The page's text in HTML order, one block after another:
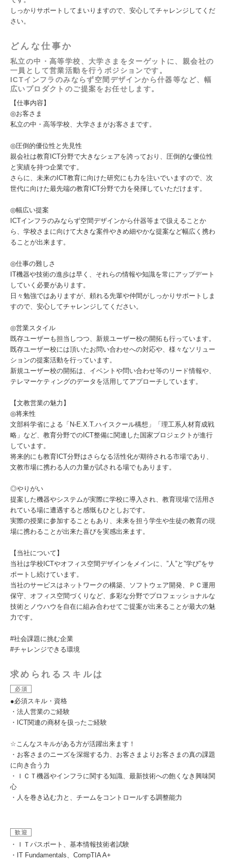
しっかりサポートしてまいりますので、安心してチャレンジしてくだ
さい。
どんな仕事か
私立の中・高等学校、大学さまをターゲットに、親会社の
一員として営業活動を行うポジションです。
ICTインフラのみならず空間デザインから什器等など、幅
広いプロダクトのご提案をお任せします。
【仕事内容】
◎お客さま
私立の中・高等学校、大学さまがお客さまです。
◎圧倒的優位性と先見性
親会社は教育ICT分野で大きなシェアを誇っており、圧倒的な優位性
と実績を持つ企業です。
さらに、未来のICT教育に向けた研究にも力を注いでいますので、次
世代に向けた最先端の教育ICT分野で力を発揮していただけます。
◎幅広い提案
ICTインフラのみならず空間デザインから什器等まで扱えることか
ら、学校さまに向けて大きな案件やきめ細やかな提案など幅広く携わ
ることが出来ます。
◎仕事の難しさ
IT機器や技術の進歩は早く、それらの情報や知識を常にアップデート
していく必要があります。
日々勉強ではありますが、頼れる先輩や仲間がしっかりサポートしま
すので、安心してチャレンジしてください。
◎営業スタイル
既存ユーザーも担当しつつ、新規ユーザー校の開拓も行っています。
既存ユーザー校には頂いたお問い合わせへの対応や、様々なソリュー
ションの提案活動を行っています。
新規ユーザー校の開拓は、イベントや問い合わせ等のリード情報や、
テレマーケティングのデータを活用してアプローチしています。
【文教営業の魅力】
◎将来性
文部科学省による「N-E.X.T.ハイスクール構想」「理工系人材育成戦
略」など、教育分野でのICT整備に関連した国家プロジェクトが進行
しています。
将来的にも教育ICT分野はさらなる活性化が期待される市場であり、
文教市場に携わる人の力量が試される場でもあります。
◎やりがい
提案した機器やシステムが実際に学校に導入され、教育現場で活用さ
れている場に遭遇すると感慨もひとしおです。
実際の授業に参加することもあり、未来を担う学生や生徒の教育の現
場に携わることが出来た喜びを実感出来ます。
【当社について】
当社は学校ICTやオフィス空間デザインをメインに、”人”と”学び”をサ
ポートし続けています。
当社のサービスはネットワークの構築、ソフトウェア開発、ＰＣ運用
保守、オフィス空間づくりなど、多彩な分野でプロフェッショナルな
技術とノウハウを自在に組み合わせてご提案が出来ることが最大の魅
力です。
#社会課題に挑む企業
#チャレンジできる環境
求められるスキルは
必須
●必須スキル・資格
・法人営業のご経験
・ICT関連の商材を扱ったご経験
☆こんなスキルがある方が活躍出来ます！
・お客さまのニーズを深堀する力、お客さまよりお客さまの真の課題
に向き合う力
・ＩＣＴ機器やインフラに関する知識、最新技術への飽くなき興味関
心
・人を巻き込む力と、チームをコントロールする調整能力
歓迎
・ＩＴパスポート、基本情報技術者試験
・IT Fundamentals、CompTIA A+